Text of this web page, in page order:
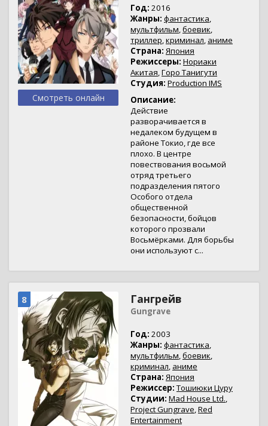
Смотреть онлайн
Год: 2016
Жанры: фантастика,
мультфильм,боевик,
триллер,криминал, аниме
Страна: Япония
Режиссеры: Нориаки
Акитая,Горо Танигути
Студия: Production IMS
Описание:
Действие
разворачивается в
недалеком будущем в
районе Токио, где все
плохо. В центре
повествования восьмой
отряд третьего
подразделения пятого
Особого отдела
общественной
безопасности, бойцов
которого прозвали
Восьмёрками. Для борьбы
они используют с...
8 Гангрейв
Gungrave
Год: 2003
Жанры: фантастика,
мультфильм,боевик,
криминал, аниме
Страна: Япония
Режиссер: Тошиюки Цуру
Студии: Mad House Ltd.,
Project Gungrave,Red
Entertainment